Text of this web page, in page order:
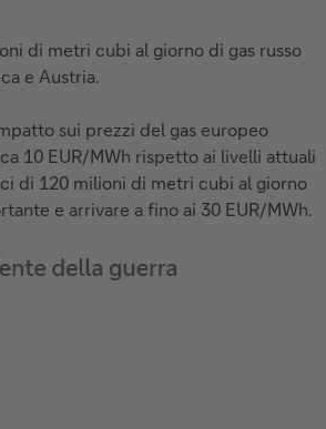
di metri cubi al giorno di gas russo
e Austria.
sui prezzi del gas europeo
10 EUR/MWh rispetto ai livelli attuali
di 120 milioni di metri cubi al giorno
e arrivare a fino ai 30 EUR/MWh.